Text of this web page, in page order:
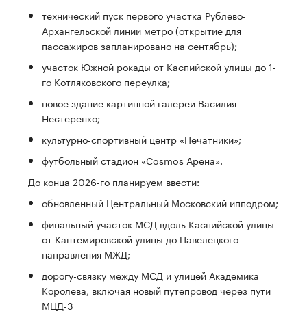
технический пуск первого участка Рублево-
Архангельской линии метро (открытие для
пассажиров запланировано на сентябрь);
участок Южной рокады от Каспийской улицы до 1-
го Котляковского переулка;
новое здание картинной галереи Василия
Нестеренко;
культурно-спортивный центр «Печатники»;
футбольный стадион «Cosmos Арена».
До конца 2026-го планируем ввести:
обновленный Центральный Московский ипподром;
финальный участок МСД вдоль Каспийской улицы
от Кантемировской улицы до Павелецкого
направления МЖД;
дорогу-связку между МСД и улицей Академика
Королева, включая новый путепровод через пути
МЦД-3